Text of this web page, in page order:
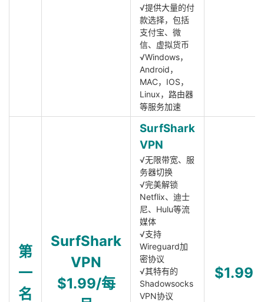
√提供大量的付
款选择，包括
支付宝、微
信、虚拟货币
√Windows，
Android，
MAC，IOS，
Linux，路由器
等服务加速
第
一
名
SurfShark
VPN
$1.99/每
SurfShark
VPN
√无限带宽、服
务器切换
√完美解锁
Netflix、迪士
尼、Hulu等流
媒体
√支持
Wireguard加
密协议
√其特有的
Shadowsocks
VPN协议
$1.99